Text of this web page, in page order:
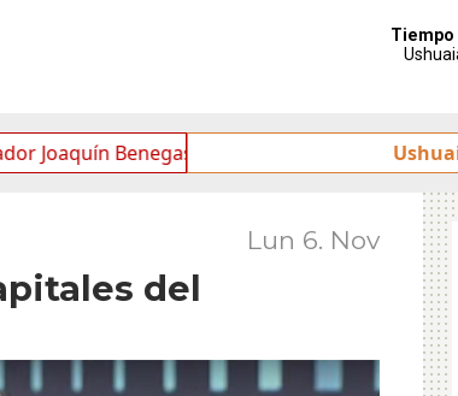
Benegas Lynch por “conflicto de intereses”
Lun 6. Nov
del